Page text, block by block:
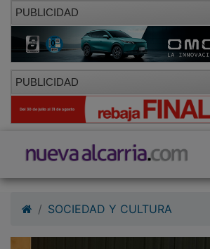
PUBLICIDAD
PUBLICIDAD